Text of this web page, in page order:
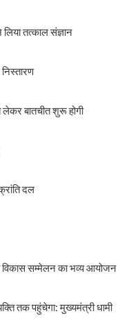
तत्काल संज्ञान
बातचीत शुरू होगी
दल
विकास सम्मेलन का भव्य आयोजन
तक पहुंचेगा: मुख्यमंत्री धामी